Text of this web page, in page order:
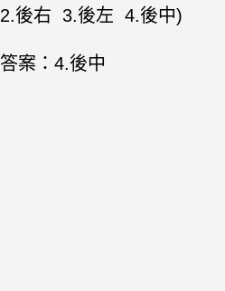
2.後右 3.後左 4.後中)
答案：4.後中